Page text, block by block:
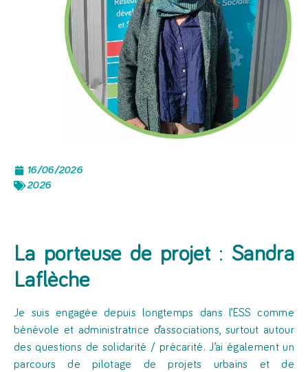
16/06/2026
2026
La porteuse de projet : Sandra
Laflèche
Je suis engagée depuis longtemps dans l’ESS comme
bénévole et administratrice d’associations, surtout autour
des questions de solidarité / précarité. J’ai également un
parcours de pilotage de projets urbains et de